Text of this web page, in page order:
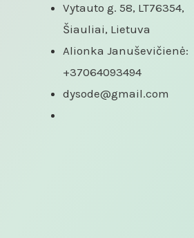
Vytauto g. 58, LT76354,
Šiauliai, Lietuva
Alionka Januševičienė:
+37064093494
dysode@gmail.com